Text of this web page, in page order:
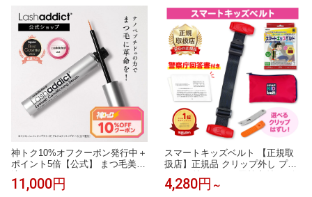
見守りカメラ ワイヤレス 屋内 監
視カメラ 小型
冷感 肌温度-15℃ 冷却100% 暑さ
対策グッズ ポンチョ 冷却 UVカ
ット クールポンチョ 吸水 抗菌防
臭 熱中症対策
神トク10%オフクーポン発行中＋
ポイント5倍【公式】 まつ毛美容
液 ラッシュアディクト アイラッ
シュ コンディショニング セラム
11,000円
スマートキッズベルト 【正規取
扱店】正規品 クリップ外し プレ
ゼント付 B1092｜回答書付き 2個
3個 メテオAPAC チャイルドシー
4,280円 ～